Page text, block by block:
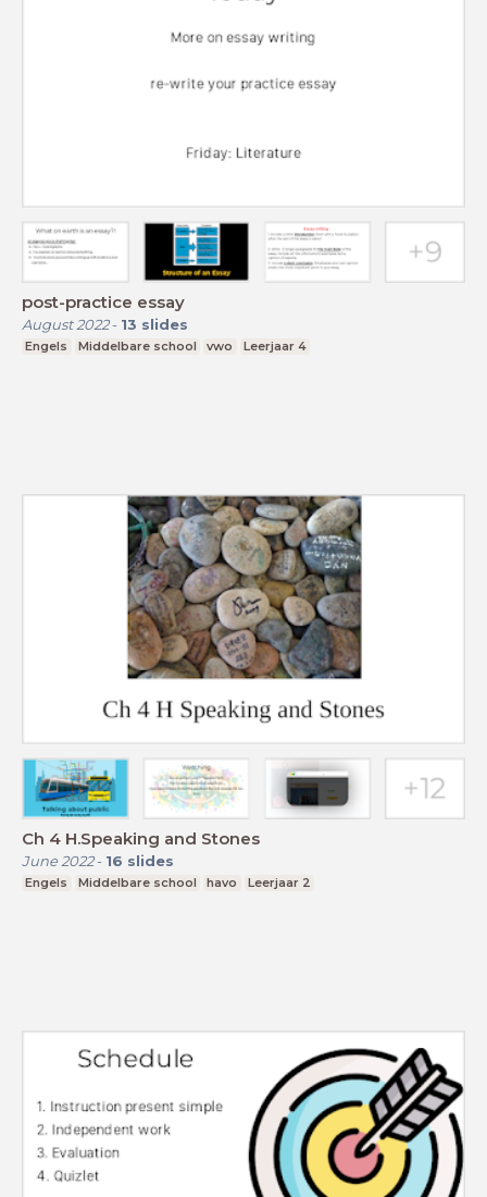
post-practice essay
August 2022- 13 slides
Engels Middelbare school vwo Leerjaar 4
Ch 4 H.Speaking and Stones
June 2022- 16 slides
Engels Middelbare school havo Leerjaar 2